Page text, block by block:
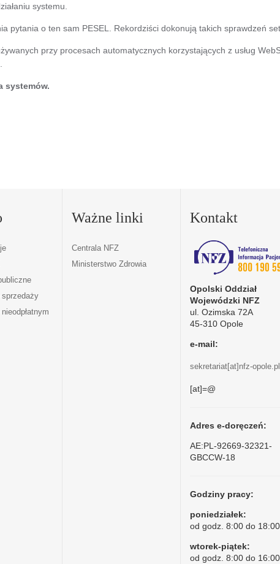
systemu.
pytania o ten sam PESEL. Rekordziści dokonują takich sprawdzeń
przy procesach automatycznych korzystających z usług
systemów.
sprzedaży
Ważne linki
Centrala NFZ
Ministerstwo Zdrowia
Kontakt
Opolski Oddział
Wojewódzki NFZ
ul. Ozimska 72A
45-310 Opole
e-mail:
sekretariat[at]nfz-opole.pl
[at]=@
Adres e-doręczeń:
AE:PL-92669-32321-
GBCCW-18
Godziny pracy:
poniedziałek:
od godz. 8:00 do 18:00
wtorek-piątek:
od godz. 8:00 do 16:00